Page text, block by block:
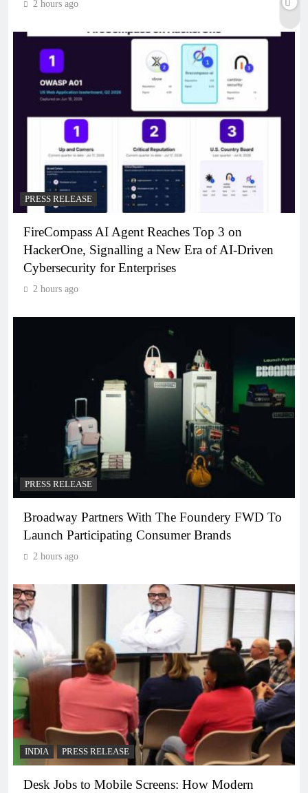
2 hours ago
PRESS RELEASE
FireCompass AI Agent Reaches Top 3 on
HackerOne, Signalling a New Era of AI-Driven
Cybersecurity for Enterprises
2 hours ago
PRESS RELEASE
Broadway Partners With The Foundery FWD To
Launch Participating Consumer Brands
2 hours ago
INDIA PRESS RELEASE
Desk Jobs to Mobile Screens: How Modern